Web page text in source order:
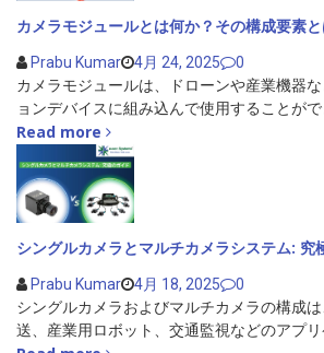
カメラモジュールとは何か？その構成要素と
Prabu Kumar 4月 24, 2025
0
カメラモジュールは、ドローンや産業機器
ョンデバイスに組み込んで使用することがで
Read more
シングルカメラとマルチカメラシステム: 究
Prabu Kumar 4月 18, 2025
0
シングルカメラおよびマルチカメラの構成
送、産業用ロボット、交通監視などのアプリ